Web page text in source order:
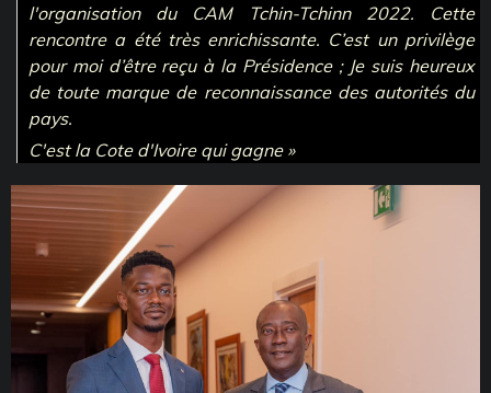
l'organisation du CAM Tchin-Tchinn 2022. Cette
rencontre a été très enrichissante. C’est un privilège
pour moi d’être reçu à la Présidence ; Je suis heureux
de toute marque de reconnaissance des autorités du
pays.
C'est la Cote d'Ivoire qui gagne »